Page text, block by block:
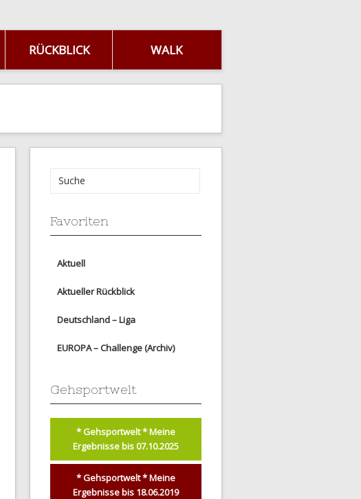
RÜCKBLICK WALK
Favoriten
Aktuell
Aktueller Rückblick
Deutschland – Liga
EUROPA – Challenge (Archiv)
Gehsportwelt
* Gehsportwelt * Meine
Ergebnisse bis 07.10.2025
* Gehsportwelt * Meine
Ergebnisse bis 18.06.2019